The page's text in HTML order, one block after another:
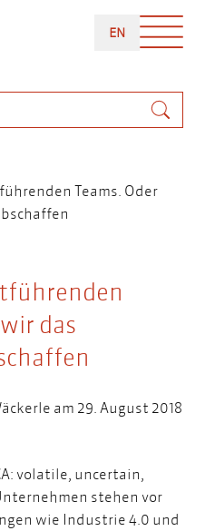
ENENGLISH
Teams. Oder
das
am 29. August 2018
volatile, uncertain,
stehen vor
wie Industrie 4.0 und